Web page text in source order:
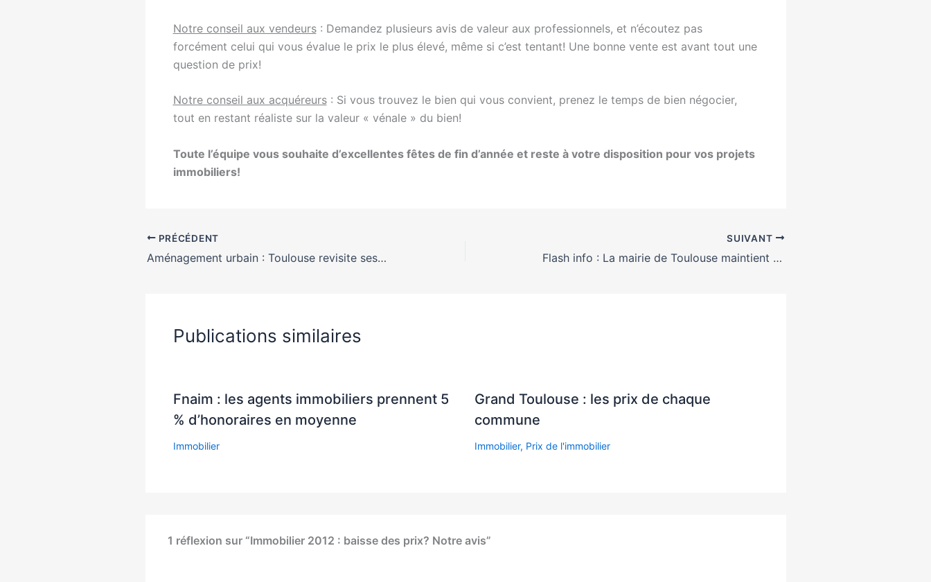
Notre conseil aux vendeurs: Demandez plusieurs avis de valeur aux professionnels, et n’écoutez pas
forcément celui qui vous évalue le prix le plus élevé, même si c’est tentant! Une bonne vente est avant tout une
question de prix!
Notre conseil aux acquéreurs: Si vous trouvez le bien qui vous convient, prenez le temps de bien négocier,
tout en restant réaliste sur la valeur « vénale » du bien!
Toute l’équipe vous souhaite d’excellentes fêtes de fin d’année et reste à votre disposition pour vos projets
immobiliers!
PRÉCÉDENT
Aménagement urbain : Toulouse revisite ses espaces
SUIVANT
Flash info : La mairie de Toulouse maintient son prêt à taux 0% dans l’ancien
Publications similaires
Fnaim : les agents immobiliers prennent 5
% d’honoraires en moyenne
Immobilier
Grand Toulouse : les prix de chaque
commune
Immobilier, Prix de l'immobilier
1 réflexion sur “Immobilier 2012 : baisse des prix? Notre avis”